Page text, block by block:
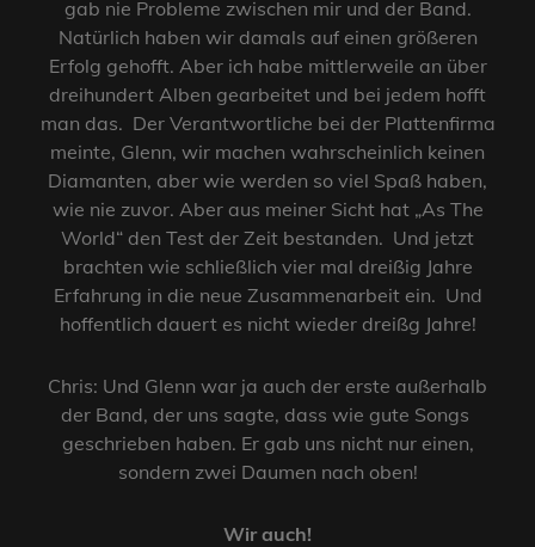
gab nie Probleme zwischen mir und der Band.
Natürlich haben wir damals auf einen größeren
Erfolg gehofft. Aber ich habe mittlerweile an über
dreihundert Alben gearbeitet und bei jedem hofft
man das. Der Verantwortliche bei der Plattenfirma
meinte, Glenn, wir machen wahrscheinlich keinen
Diamanten, aber wie werden so viel Spaß haben,
wie nie zuvor. Aber aus meiner Sicht hat „As The
World“ den Test der Zeit bestanden. Und jetzt
brachten wie schließlich vier mal dreißig Jahre
Erfahrung in die neue Zusammenarbeit ein. Und
hoffentlich dauert es nicht wieder dreißg Jahre!
Chris: Und Glenn war ja auch der erste außerhalb
der Band, der uns sagte, dass wie gute Songs
geschrieben haben. Er gab uns nicht nur einen,
sondern zwei Daumen nach oben!
Wir auch!